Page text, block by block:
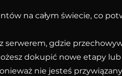
na całym świecie, co
serwerem, gdzie
dokupić nowe etapy
nie jesteś